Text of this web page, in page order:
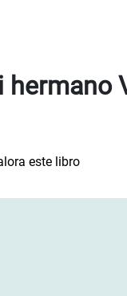
hermano
este libro